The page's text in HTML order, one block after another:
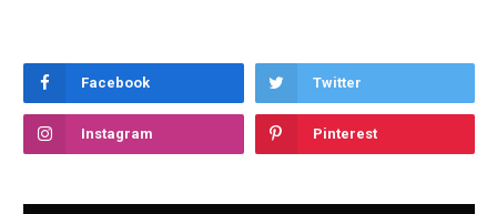
Facebook Twitter
Instagram Pinterest